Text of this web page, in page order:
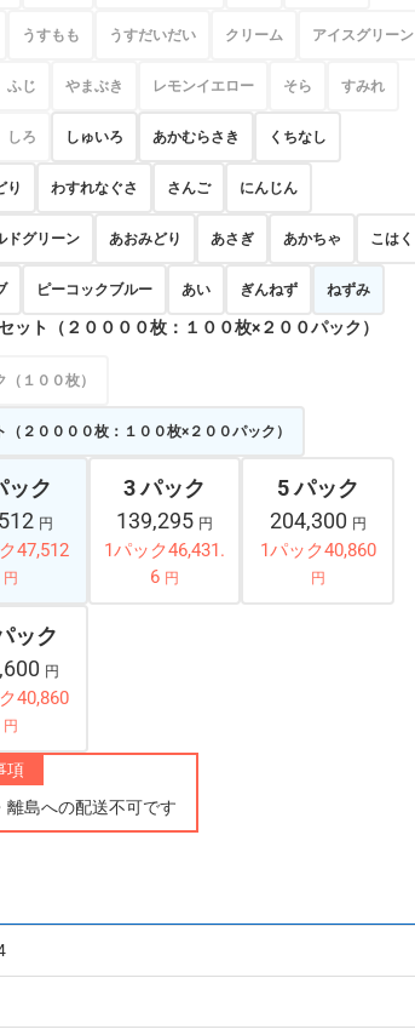
うすもも うすだいだい クリーム アイスグリーン
ふじ やまぶき レモンイエロー そら すみれ
しろ しゅいろ あかむらさき くちなし
り わすれなぐさ さんご にんじん
ドグリーン あおみどり あさぎ あかちゃ こはく
ピーコックブルー あい ぎんねず ねずみ
ット（２００００枚：１００枚×２００パック）
（１００枚）
（２００００枚：１００枚×２００パック）
ック
円
47,512
円
3 パック
139,295 円
1パック46,431.
6 円
5 パック
204,300 円
1パック40,860
円
ック
円
40,860
円
項
離島への配送不可です